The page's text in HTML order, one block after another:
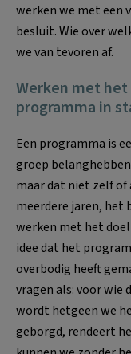
werken we met een
besluit. Wie over
we van tevoren af.
Werken met
programma in
Een programma is
groep
maar dat niet zelf of
meerdere jaren, het
werken met het
idee dat het
overbodig heeft
vragen als: voor wie
wordt hetgeen we
geborgd, rendeert